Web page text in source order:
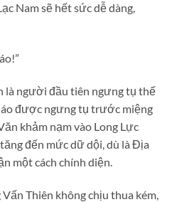
Nam sẽ hết sức dễ dàng,
là người đầu tiên ngưng tụ thế
được ngưng tụ trước miệng
khảm nạm vào Long Lực
đến mức dữ dội, dù là Địa
một cách chính diện.
Thiên không chịu thua kém,